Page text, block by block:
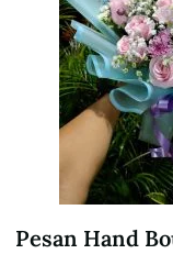
Pesan Hand